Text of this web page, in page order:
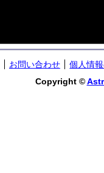
お問い合わせ
個人情
Copyright ©